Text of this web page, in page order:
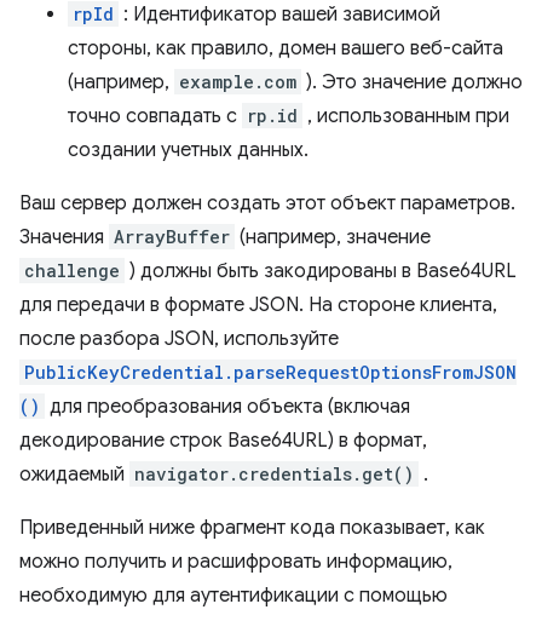
rpId : Идентификатор вашей зависимой
стороны, как правило, домен вашего веб-сайта
(например, example.com ). Это значение должно
точно совпадать с rp.id , использованным при
создании учетных данных.
Ваш сервер должен создать этот объект параметров.
Значения ArrayBuffer (например, значение
challenge ) должны быть закодированы в Base64URL
для передачи в формате JSON. На стороне клиента,
после разбора JSON, используйте
PublicKeyCredential.parseRequestOptionsFromJSON
() для преобразования объекта (включая
декодирование строк Base64URL) в формат,
ожидаемый navigator.credentials.get() .
Приведенный ниже фрагмент кода показывает, как
можно получить и расшифровать информацию,
необходимую для аутентификации с помощью